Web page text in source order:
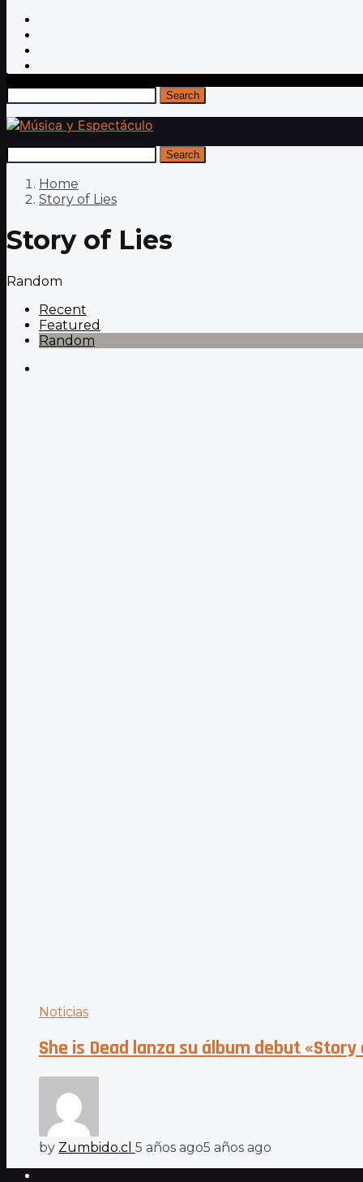
Search
Search
Home
Story of Lies
Story of Lies
Random
Recent
Featured
Random
Noticias
She is Dead lanza su álbum debut
by Zumbido.cl 5 años ago5 años ago